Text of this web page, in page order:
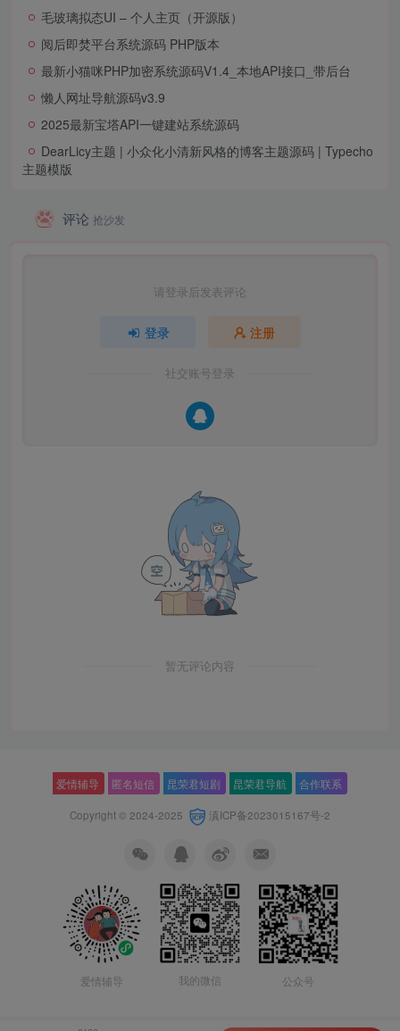
毛玻璃拟态UI – 个人主页（开源版）
阅后即焚平台系统源码 PHP版本
最新小猫咪PHP加密系统源码V1.4_本地API接口_带后台
懒人网址导航源码v3.9
2025最新宝塔API一键建站系统源码
DearLicy主题 | 小众化小清新风格的博客主题源码 | Typecho
主题模版
评论 抢沙发
请登录后发表评论
登录 注册
社交账号登录
暂无评论内容
爱情辅导 匿名短信 昆荣君短剧 昆荣君导航 合作联系
Copyright © 2024-2025 滇ICP备2023015167号-2
爱情辅导 我的微信 公众号